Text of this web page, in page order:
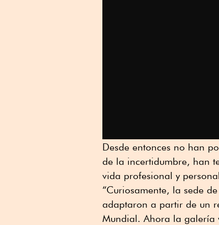
Desde entonces no han
de la incertidumbre, han
vida profesional y
“Curiosamente, la sede
adaptaron a partir de un
Mundial. Ahora la galería